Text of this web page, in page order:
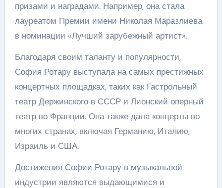
призами и наградами. Например, она стала
лауреатом Премии имени Николая Маразлиева
в номинации «Лучший зарубежный артист».
Благодаря своим таланту и популярности,
София Ротару выступала на самых престижных
концертных площадках, таких как Гастрольный
театр Держинского в СССР и Лионский оперный
театр во Франции. Она также дала концерты во
многих странах, включая Германию, Италию,
Израиль и США.
Достижения Софии Ротару в музыкальной
индустрии являются выдающимися и